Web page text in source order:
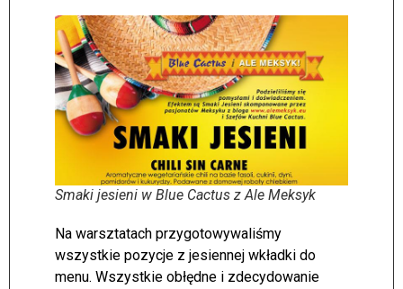
Smaki jesieni w Blue Cactus z Ale Meksyk
Na warsztatach przygotowywaliśmy
wszystkie pozycje z jesiennej wkładki do
menu. Wszystkie obłędne i zdecydowanie